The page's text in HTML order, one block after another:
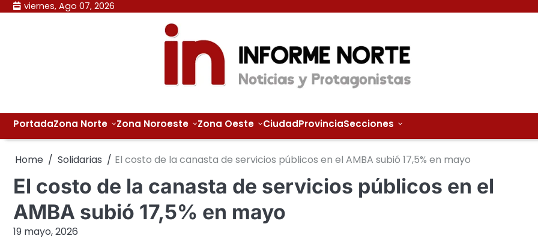
Skip viernes, Ago 07, 2026
PortadaZona Norte Zona Noroeste Zona Oeste CiudadProvinciaSecciones
Home Solidarias El costo de la canasta de servicios públicos en el AMBA subió 17,5% en mayo
El costo de la canasta de servicios públicos en el
AMBA subió 17,5% en mayo
19 mayo, 2026